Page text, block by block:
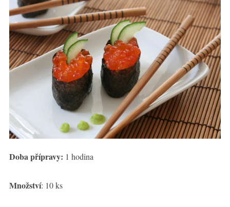
Doba přípravy: 1 hodina
Množství: 10 ks